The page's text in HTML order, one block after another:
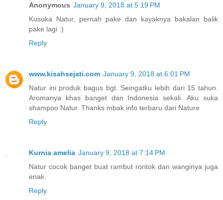
Anonymous January 9, 2018 at 5:19 PM
Kusuka Natur, pernah pake dan kayaknya bakalan balik
pake lagi :)
Reply
www.kisahsejati.com January 9, 2018 at 6:01 PM
Natur ini produk bagus bgt. Seingatku lebih dari 15 tahun.
Aromanya khas banget dan Indonesia sekali. Aku suka
shampoo Natur. Thanks mbak info terbaru dari Nature
Reply
Kurnia amelia January 9, 2018 at 7:14 PM
Natur cocok banget buat rambut rontok dan wanginya juga
enak.
Reply